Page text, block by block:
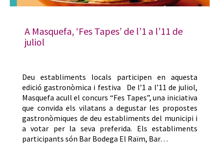
A Masquefa, ‘Fes Tapes’ de l’1 a l’11 de
juliol
Deu establiments locals participen en aquesta
edició gastronòmica i festiva De l’1 a l’11 de juliol,
Masquefa acull el concurs “Fes Tapes”, una iniciativa
que convida els vilatans a degustar les propostes
gastronòmiques de deu establiments del municipi i
a votar per la seva preferida. Els establiments
participants són Bar Bodega El Raïm, Bar…